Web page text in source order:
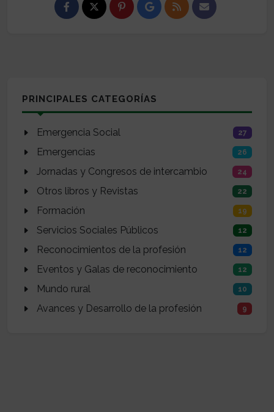
PRINCIPALES CATEGORÍAS
Emergencia Social 27
Emergencias 26
Jornadas y Congresos de intercambio 24
Otros libros y Revistas 22
Formación 19
Servicios Sociales Públicos 12
Reconocimientos de la profesión 12
Eventos y Galas de reconocimiento 12
Mundo rural 10
Avances y Desarrollo de la profesión 9